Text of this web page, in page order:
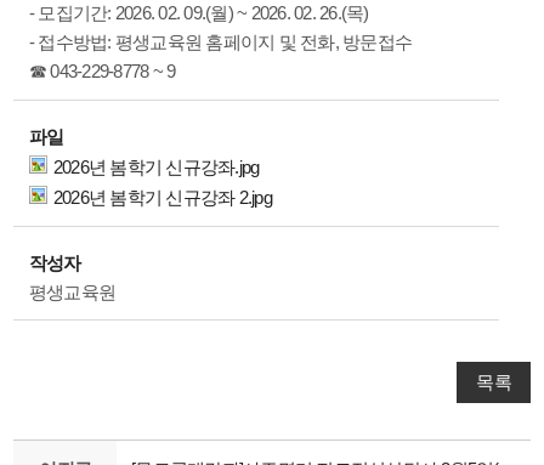
- 모집기간: 2026. 02. 09.(월) ~ 2026. 02. 26.(목)
- 접수방법: 평생교육원 홈페이지 및 전화, 방문접수
☎ 043-229-8778 ~ 9
파일
2026년 봄학기 신규강좌.jpg
2026년 봄학기 신규강좌 2.jpg
작성자
평생교육원
목록